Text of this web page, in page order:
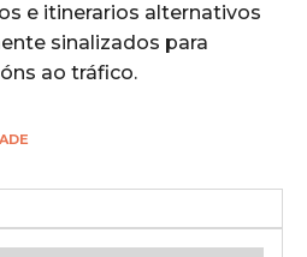
e itinerarios alternativos
sinalizados para
ao tráfico.